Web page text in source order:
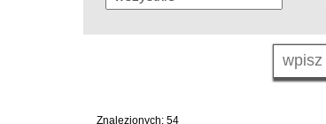
Znalezionych: 54